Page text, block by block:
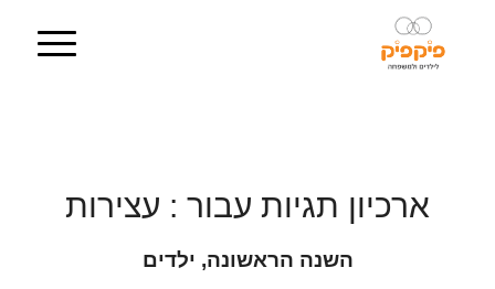
ארכיון תגיות עבור : עצירות
השנה הראשונה, ילדים